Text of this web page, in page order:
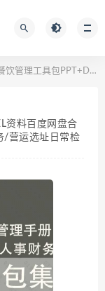
料百度网盘合集，包含外卖运营/餐饮绩效/厨房人事财务/营运选址日常检查连锁管理……等内容
资料百度网盘合
/营运选址日常检